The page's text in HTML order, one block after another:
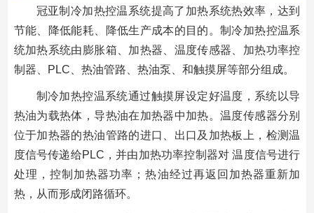
冠亚制冷加热控温系统提高了加热系统热效率，达到
节能、降低能耗、降低生产成本的目的。制冷加热控温系
统加热系统由膨胀箱、加热器、温度传感器、加热功率控
制器、PLC、热油管路、热油泵、和触摸屏等部分组成。
制冷加热控温系统通过触摸屏设定好温度，系统以导
热油为载热体，导热油在加热器中加热。温度传感器分别
位于加热器的热油管路的进口、出口及加热板上，检测温
度信号传递给PLC，并由加热功率控制器对 温度信号进行
处理，控制加热器功率；热油经过再返回加热器重新加
热，从而形成闭路循环。